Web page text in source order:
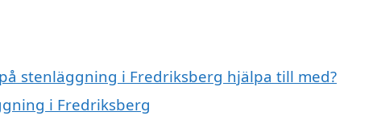
stenläggning i Fredriksberg hjälpa till med?
i Fredriksberg